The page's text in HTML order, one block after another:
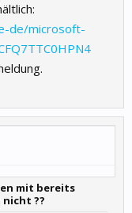
de/microsoft-
mit bereits
??